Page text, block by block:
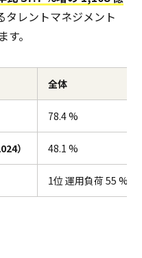
タレントマネジメント
。
全体
78.4 %
） 48.1 %
1位 運用負荷 55 %2